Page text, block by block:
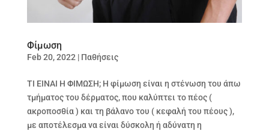
Φίμωση
Feb 20, 2022 | Παθήσεις
ΤΙ ΕΙΝΑΙ Η ΦΙΜΩΣΗ; Η φίμωση είναι η στένωση του άπω
τμήματος του δέρματος, που καλύπτει το πέος (
ακροποσθία ) και τη βάλανο του ( κεφαλή του πέους ),
με αποτέλεσμα να είναι δύσκολη ή αδύνατη η